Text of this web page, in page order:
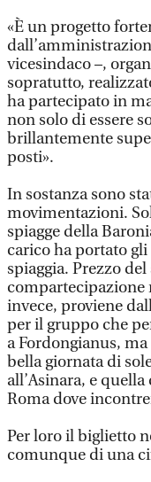
«È un progetto
vicesindaco –,
sopratutto,
ha partecipato in
non solo di essere
brillantemente
posti».
In sostanza sono
movimentazioni.
spiagge della
carico ha portato
spiaggia. Prezzo
compartecipazione
invece, proviene
per il gruppo che
a Fordongianus,
bella giornata di
all’Asinara, e
Roma dove
Per loro il biglietto
comunque di una